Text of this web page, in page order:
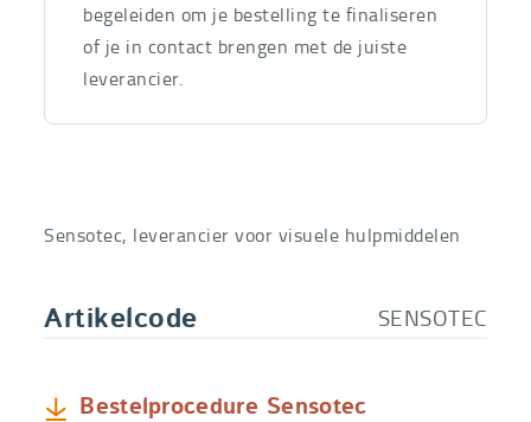
begeleiden om je bestelling te finaliseren
of je in contact brengen met de juiste
leverancier.
Sensotec, leverancier voor visuele hulpmiddelen
Artikelcode SENSOTEC
Bestelprocedure Sensotec